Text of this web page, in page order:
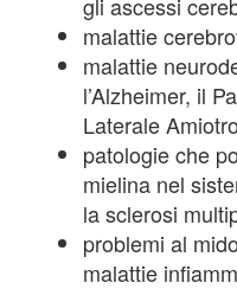
malattie
malattie
l’Alzheimer, il
Laterale
patologie che
mielina nel
la sclerosi
problemi al
malattie